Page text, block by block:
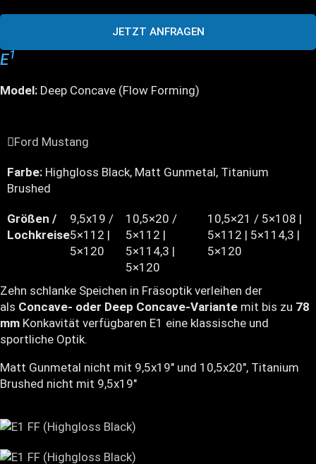
JETZT ANFRAGEN
E1
Model: Deep Concave (Flow Forming)
Ford Mustang
Farbe: Highgloss Black, Matt Gunmetal, Titanium
Brushed
Größen /
Lochkreise
9,5x19 /
5×112 |
5×120
10,5×20 /
5×112 |
5×114,3 |
5×120
10,5×21 / 5×108 |
5×112 | 5×114,3 |
5×120
Zehn schlanke Speichen in Fräsoptik verleihen der
als Concave- oder Deep Concave-Variante mit bis zu 78
mm Konkavität verfügbaren E1 eine klassische und
sportliche Optik.
Matt Gunmetal nicht mit 9,5x19" und 10,5x20", Titanium
Brushed nicht mit 9,5x19"